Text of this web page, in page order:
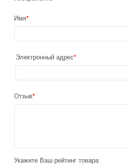
Имя
Электронный адрес
Отзыв
Укажите Ваш рейтинг товара: